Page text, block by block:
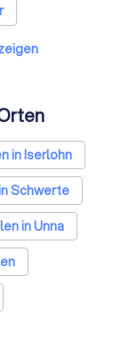
in Hemer
in Iserlohn
Schwerte
in Unna
in Werl